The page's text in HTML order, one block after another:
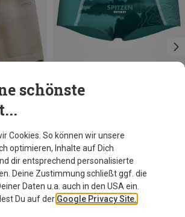
schönste
Cookies. So können wir unsere
optimieren, Inhalte auf Dich
dir entsprechend personalisierte
Deine Zustimmung schließt ggf. die
Daten u.a. auch in den USA ein.
Du auf der Google Privacy Site.